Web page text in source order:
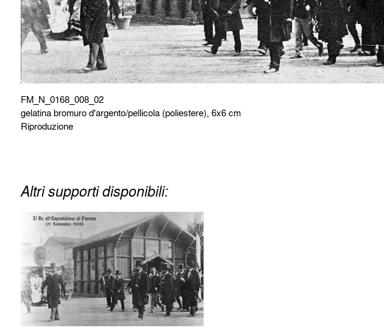
FM_N_0168_008_02
gelatina bromuro d'argento/pellicola (poliestere), 6x6 cm
Riproduzione
Altri supporti disponibili: